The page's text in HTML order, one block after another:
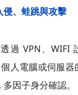
侵、蛙跳與攻擊
過 VPN、WIFI
人電腦或伺服器
因子身分確認。